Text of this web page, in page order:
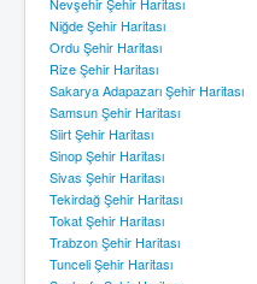
Niğde Şehir Haritası
Ordu Şehir Haritası
Rize Şehir Haritası
Sakarya Adapazarı Şehir Haritası
Samsun Şehir Haritası
Siirt Şehir Haritası
Sinop Şehir Haritası
Sivas Şehir Haritası
Tekirdağ Şehir Haritası
Tokat Şehir Haritası
Trabzon Şehir Haritası
Tunceli Şehir Haritası